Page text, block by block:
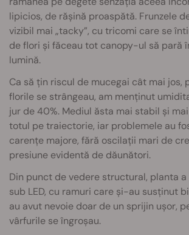
lipicios, de rășină proaspătă. Frunzele
vizibil mai „tacky”, cu tricomi care se
de flori și făceau tot canopy-ul să pară
lumină.
Ca să țin riscul de mucegai cât mai jos,
florile se strângeau, am menținut
jur de 40%. Mediul ăsta mai stabil și
totul pe traiectorie, iar problemele au
carențe majore, fără oscilații mari de
presiune evidentă de dăunători.
Din punct de vedere structural, planta
sub LED, cu ramuri care și-au susținut
au avut nevoie doar de un sprijin ușor,
vârfurile se îngroșau.